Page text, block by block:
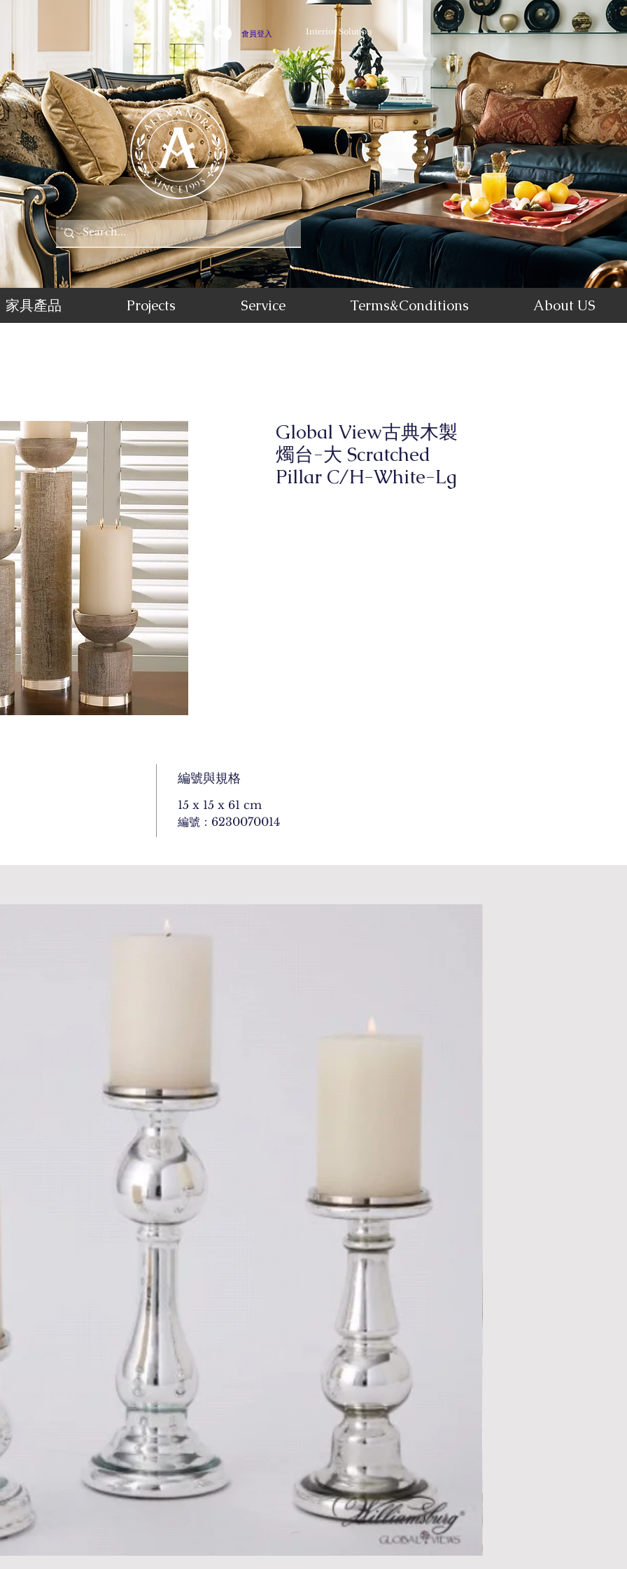
Interior Solution
會員登入
家具產品 Projects Service Terms&Conditions About US
Global View古典木製
燭台-大 Scratched
Pillar C/H-White-Lg
編號與規格
15 x 15 x 61 cm
編號：6230070014